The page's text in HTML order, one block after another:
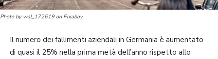
Photo by wal_172619 on Pixabay
Il numero dei fallimenti aziendali in Germania è aumentato
di quasi il 25% nella prima metà dell’anno rispetto allo